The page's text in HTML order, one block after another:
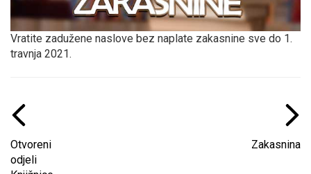
Vratite zadužene naslove bez naplate zakasnine sve do 1.
travnja 2021.
Otvoreni
odjeli
Zakasnina